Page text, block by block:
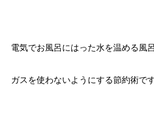
電気でお風呂にはった水を温める風
ガスを使わないようにする節約術です